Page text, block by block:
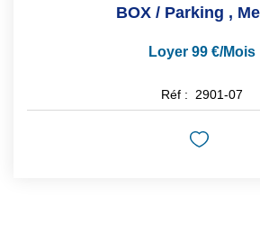
BOX / Parking ,
Loyer 99 €/mois
Réf : 2901-07